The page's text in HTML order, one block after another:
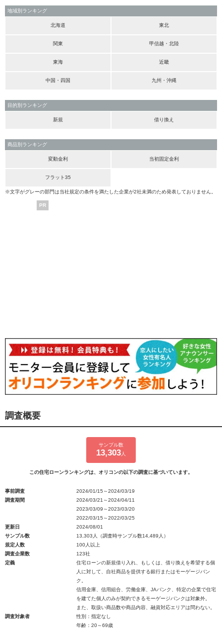
地域別ランキング
北海道 東北
関東 甲信越・北陸
東海 近畿
中国・四国 九州・沖縄
目的別ランキング
新規 借り換え
商品別ランキング
変動金利 当初固定金利
フラット35
※文字がグレーの部門は当社規定の条件を満たした企業が2社未満のため発表しておりません。
PR
調査概要
サンプル数
13,303 人
この住宅ローンランキングは、オリコンの以下の調査に基づいています。
事前調査
2024/01/15～2024/03/19
調査期間
2024/03/21～2024/04/11
2023/03/09～2023/03/20
2022/03/15～2022/03/25
更新日
2024/08/01
サンプル数
13,303人（調査時サンプル数14,489人）
規定人数
100人以上
調査企業数
123社
定義
住宅ローンの新規借り入れ、もしくは、借り換えを希望する個
人に対して、自社商品を提供する銀行またはモーゲージバン
ク。
信用金庫、信用組合、労働金庫、JAバンク、特定の企業で住宅
を建てた個人のみが契約できるモーゲージバンクは対象外。
また、取扱い商品数や商品内容、融資対応エリアは問わない。
調査対象者
性別：指定なし
年齢：20～69歳